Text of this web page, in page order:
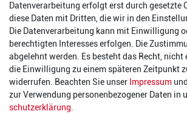
Öffnungszeiten
Dienstag:
Mittwoch:
Donnerstag:
Datenverarbeitung erfolgt erst durch gesetzte
diese Daten mit Dritten, die wir in den
Die Datenverarbeitung kann mit Einwilligung
berechtigten Interesses erfolgen. Die
abgelehnt werden. Es besteht das Recht,
die Einwilligung zu einem späteren Zeitpunkt
widerrufen. Beachten Sie unser Impressum
zur Verwendung personenbezogener Daten in
schutz­erklärung